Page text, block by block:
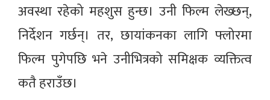
अवस्था रहेको महशुस हुन्छ। उनी फिल्म लेख्छन्,
निर्देशन गर्छन्। तर, छायांकनका लागि फ्लोरमा
फिल्म पुगेपछि भने उनीभित्रको समिक्षक व्यक्तित्व
कतै हराउँछ।